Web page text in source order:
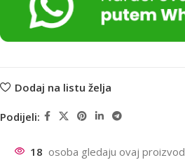
Dodaj na listu želja
Podijeli:
18 osoba gledaju ovaj proizvod